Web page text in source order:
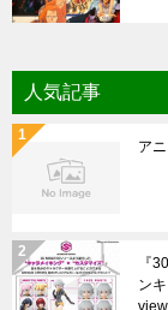
人気記事
ア
『
ン
view